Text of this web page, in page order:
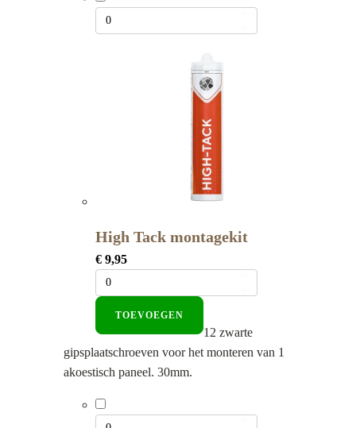
High Tack montagekit
€ 9,95
TOEVOEGEN
12 zwarte
gipsplaatschroeven voor het monteren van 1
akoestisch paneel. 30mm.